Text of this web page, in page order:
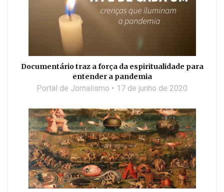
Documentário traz a força da espiritualidade para
entender a pandemia
Portal de Jornalismo 17 de junho de 2020